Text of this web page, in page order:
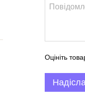
Оцініть